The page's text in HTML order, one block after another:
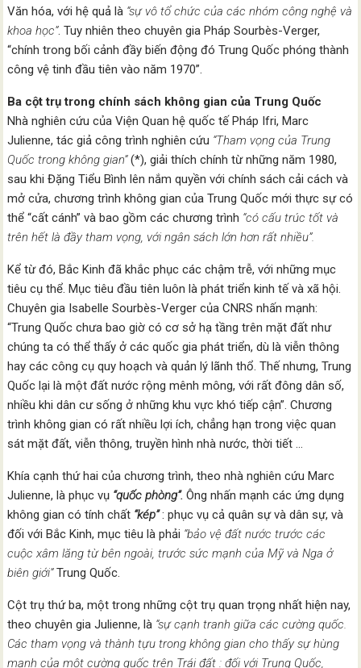
Văn hóa, với hệ quả là “sự vô tổ chức của các nhóm công nghệ và
khoa học”. Tuy nhiên theo chuyên gia Pháp Sourbès-Verger,
“chính trong bối cảnh đầy biến động đó Trung Quốc phóng thành
công vệ tinh đầu tiên vào năm 1970”.
Ba cột trụ trong chính sách không gian của Trung Quốc
Nhà nghiên cứu của Viện Quan hệ quốc tế Pháp Ifri, Marc
Julienne, tác giả công trình nghiên cứu “Tham vọng của Trung
Quốc trong không gian”(*), giải thích chính từ những năm 1980,
sau khi Đặng Tiểu Bình lên nắm quyền với chính sách cải cách và
mở cửa, chương trình không gian của Trung Quốc mới thực sự có
thể “cất cánh” và bao gồm các chương trình “có cấu trúc tốt và
trên hết là đầy tham vọng, với ngân sách lớn hơn rất nhiều”.
Kể từ đó, Bắc Kinh đã khắc phục các chậm trễ, với những mục
tiêu cụ thể. Mục tiêu đầu tiên luôn là phát triển kinh tế và xã hội.
Chuyên gia Isabelle Sourbès-Verger của CNRS nhấn mạnh:
“Trung Quốc chưa bao giờ có cơ sở hạ tầng trên mặt đất như
chúng ta có thể thấy ở các quốc gia phát triển, dù là viễn thông
hay các công cụ quy hoạch và quản lý lãnh thổ. Thế nhưng, Trung
Quốc lại là một đất nước rộng mênh mông, với rất đông dân số,
nhiều khi dân cư sống ở những khu vực khó tiếp cận”. Chương
trình không gian có rất nhiều lợi ích, chẳng hạn trong việc quan
sát mặt đất, viễn thông, truyền hình nhà nước, thời tiết …
Khía cạnh thứ hai của chương trình, theo nhà nghiên cứu Marc
Julienne, là phục vụ “quốc phòng”. Ông nhấn mạnh các ứng dụng
không gian có tính chất “kép”: phục vụ cả quân sự và dân sự, và
đối với Bắc Kinh, mục tiêu là phải “bảo vệ đất nước trước các
cuộc xâm lăng từ bên ngoài, trước sức mạnh của Mỹ và Nga ở
biên giới”Trung Quốc.
Cột trụ thứ ba, một trong những cột trụ quan trọng nhất hiện nay,
theo chuyên gia Julienne, là “sự cạnh tranh giữa các cường quốc.
Các tham vọng và thành tựu trong không gian cho thấy sự hùng
mạnh của một cường quốc trên Trái đất : đối với Trung Quốc,